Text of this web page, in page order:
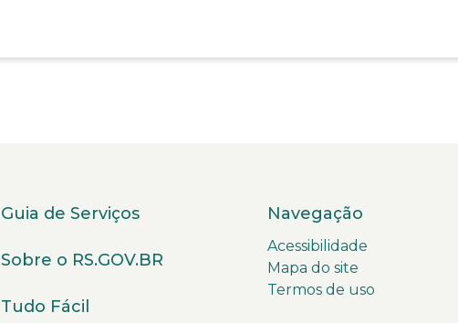
Guia de Serviços
Sobre o RS.GOV.BR
Tudo Fácil
Navegação
Acessibilidade
Mapa do site
Termos de uso